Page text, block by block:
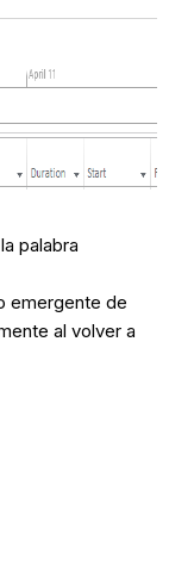
palabra
emergente de
al volver a